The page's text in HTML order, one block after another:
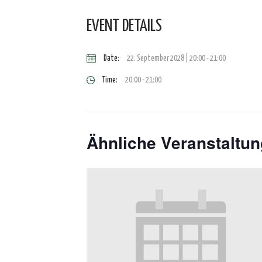
EVENT DETAILS
Date: 22. September 2028 | 20:00-21:00
Time: 20:00 - 21:00
Ähnliche